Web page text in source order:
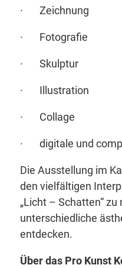
· Zeichnung
· Fotografie
· Skulptur
· Illustration
· Collage
· digitale und
Die Ausstellung im
den vielfältigen
„Licht – Schatten“ zu
unterschiedliche
entdecken.
Über das Pro Kunst